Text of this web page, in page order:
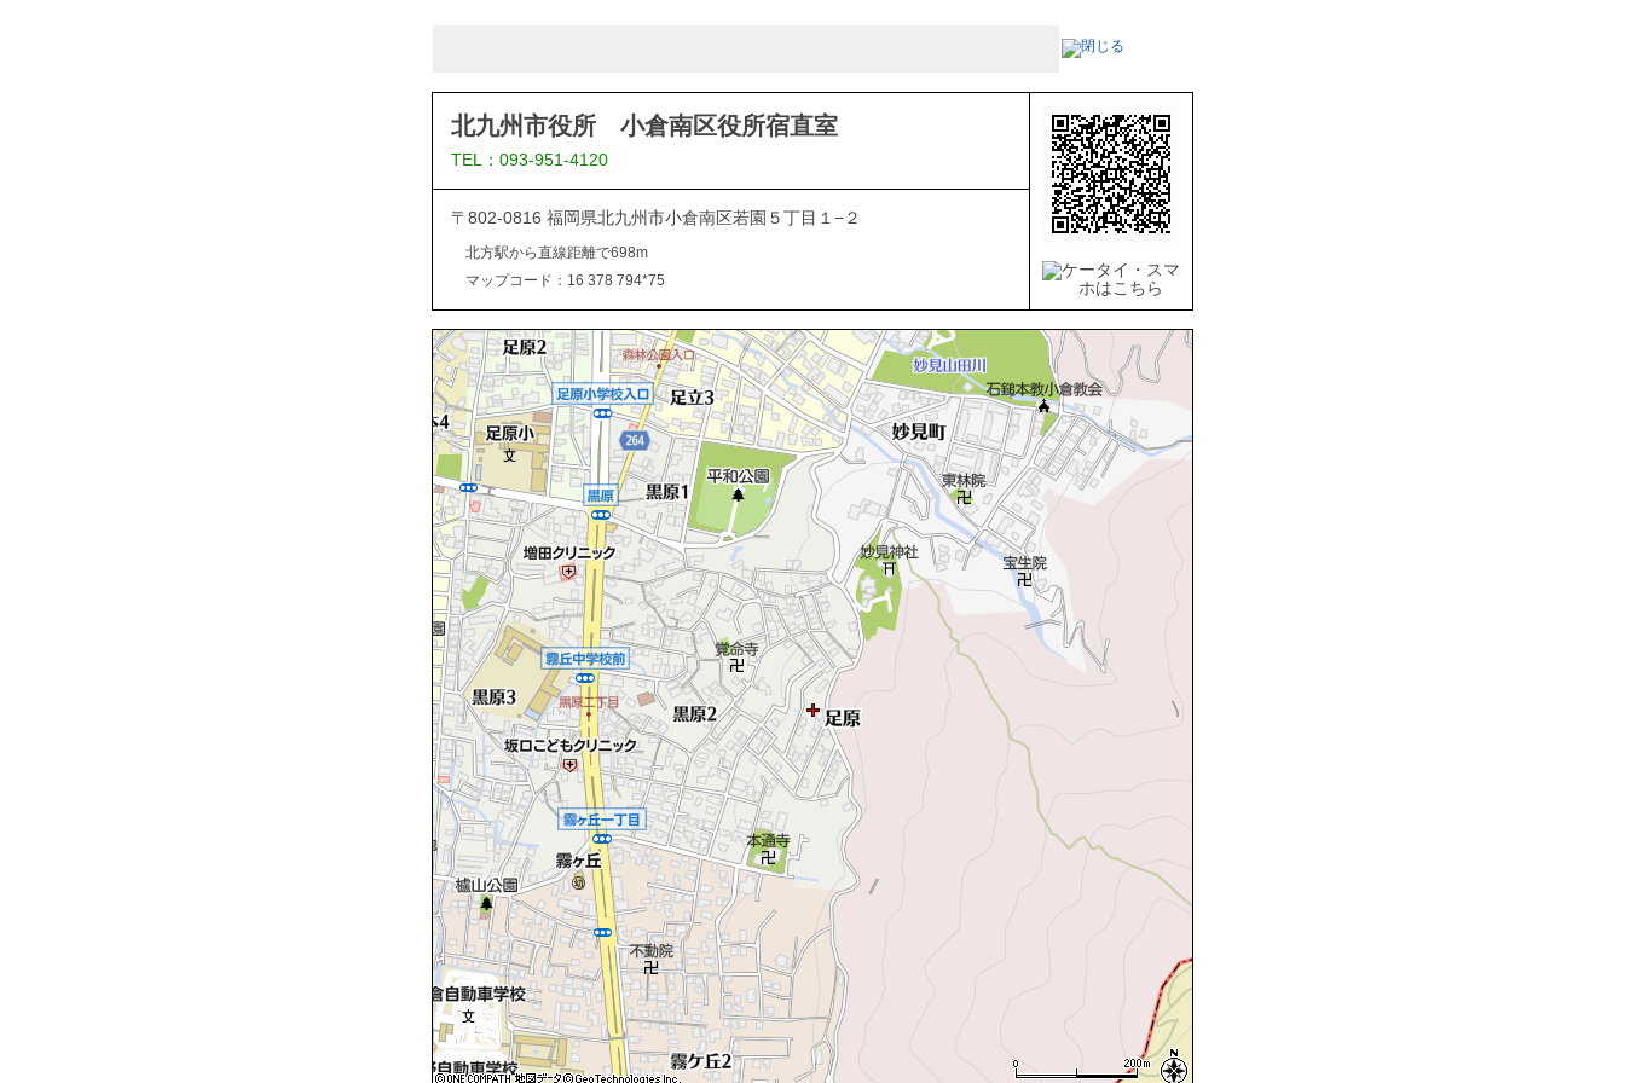
北九州市役所 小倉南区役所宿直室
TEL：093-951-4120
〒802-0816 福岡県北九州市小倉南区若園５丁目１−２
北方駅から直線距離で698m
マップコード：16 378 794*75